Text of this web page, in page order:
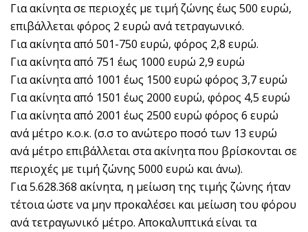
Για ακίνητα σε περιοχές με τιμή ζώνης έως 500 ευρώ,
επιβάλλεται φόρος 2 ευρώ ανά τετραγωνικό.
Για ακίνητα από 501-750 ευρώ, φόρος 2,8 ευρώ.
Για ακίνητα από 751 έως 1000 ευρώ 2,9 ευρώ
Για ακίνητα από 1001 έως 1500 ευρώ φόρος 3,7 ευρώ
Για ακίνητα από 1501 έως 2000 ευρώ, φόρος 4,5 ευρώ
Για ακίνητα από 2001 έως 2500 ευρώ φόρος 6 ευρώ
ανά μέτρο κ.ο.κ. (σ.σ το ανώτερο ποσό των 13 ευρώ
ανά μέτρο επιβάλλεται στα ακίνητα που βρίσκονται σε
περιοχές με τιμή ζώνης 5000 ευρώ και άνω).
Για 5.628.368 ακίνητα, η μείωση της τιμής ζώνης ήταν
τέτοια ώστε να μην προκαλέσει και μείωση του φόρου
ανά τετραγωνικό μέτρο. Αποκαλυπτικά είναι τα